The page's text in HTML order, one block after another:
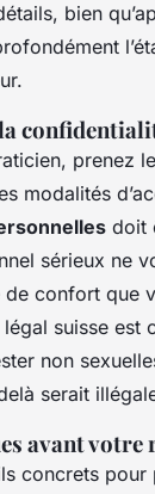
bien
prenez
modalités
doit
sérieux ne
confort que
suisse est
non
serait
avant votre
concrets pour